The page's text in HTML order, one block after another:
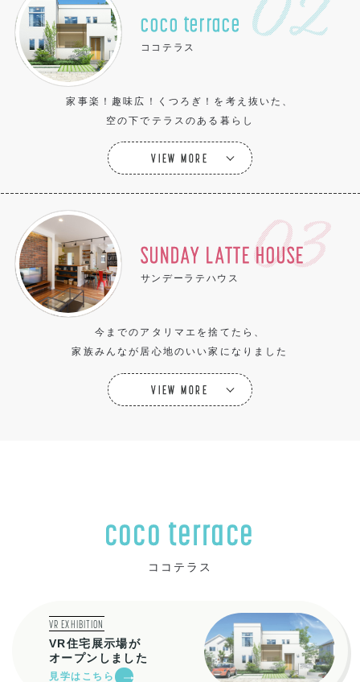
coco terrace
ココテラス
家事楽！趣味広！くつろぎ！を考え抜いた、
空の下でテラスのある暮らし
VIEW MORE
SUNDAY LATTE HOUSE
サンデーラテハウス
今までのアタリマエを捨てたら、
家族みんなが居心地のいい家になりました
VIEW MORE
coco terrace
ココテラス
VR EXHIBITION
VR住宅展示場が
オープンしました
見学はこちら